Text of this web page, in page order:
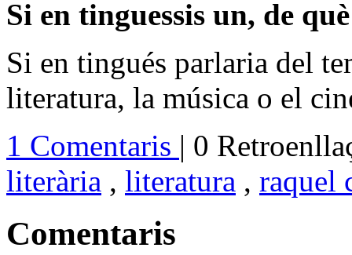
Si en tinguessis un, de
Si en tingués parlaria del
literatura, la música o el
1 Comentaris | 0
literària , literatura , raquel
Comentaris